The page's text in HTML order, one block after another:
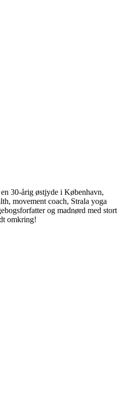
30-årig østjyde i København,
movement coach, Strala yoga
og madnørd med stort
omkring!